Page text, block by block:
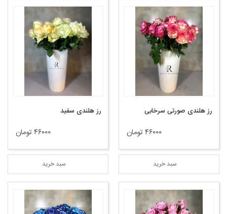
رز هلندی صورتی سرخابی
۴۶۰۰۰ تومان
سبد خرید
رز هلندی سفید
۴۶۰۰۰ تومان
سبد خرید